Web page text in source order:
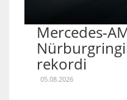
Mercedes-
rekordi
05.08.2026